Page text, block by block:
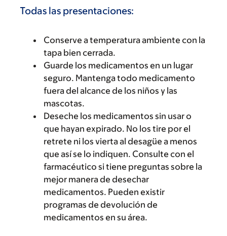
Todas las presentaciones:
Conserve a temperatura ambiente con la
tapa bien cerrada.
Guarde los medicamentos en un lugar
seguro. Mantenga todo medicamento
fuera del alcance de los niños y las
mascotas.
Deseche los medicamentos sin usar o
que hayan expirado. No los tire por el
retrete ni los vierta al desagüe a menos
que así se lo indiquen. Consulte con el
farmacéutico si tiene preguntas sobre la
mejor manera de desechar
medicamentos. Pueden existir
programas de devolución de
medicamentos en su área.